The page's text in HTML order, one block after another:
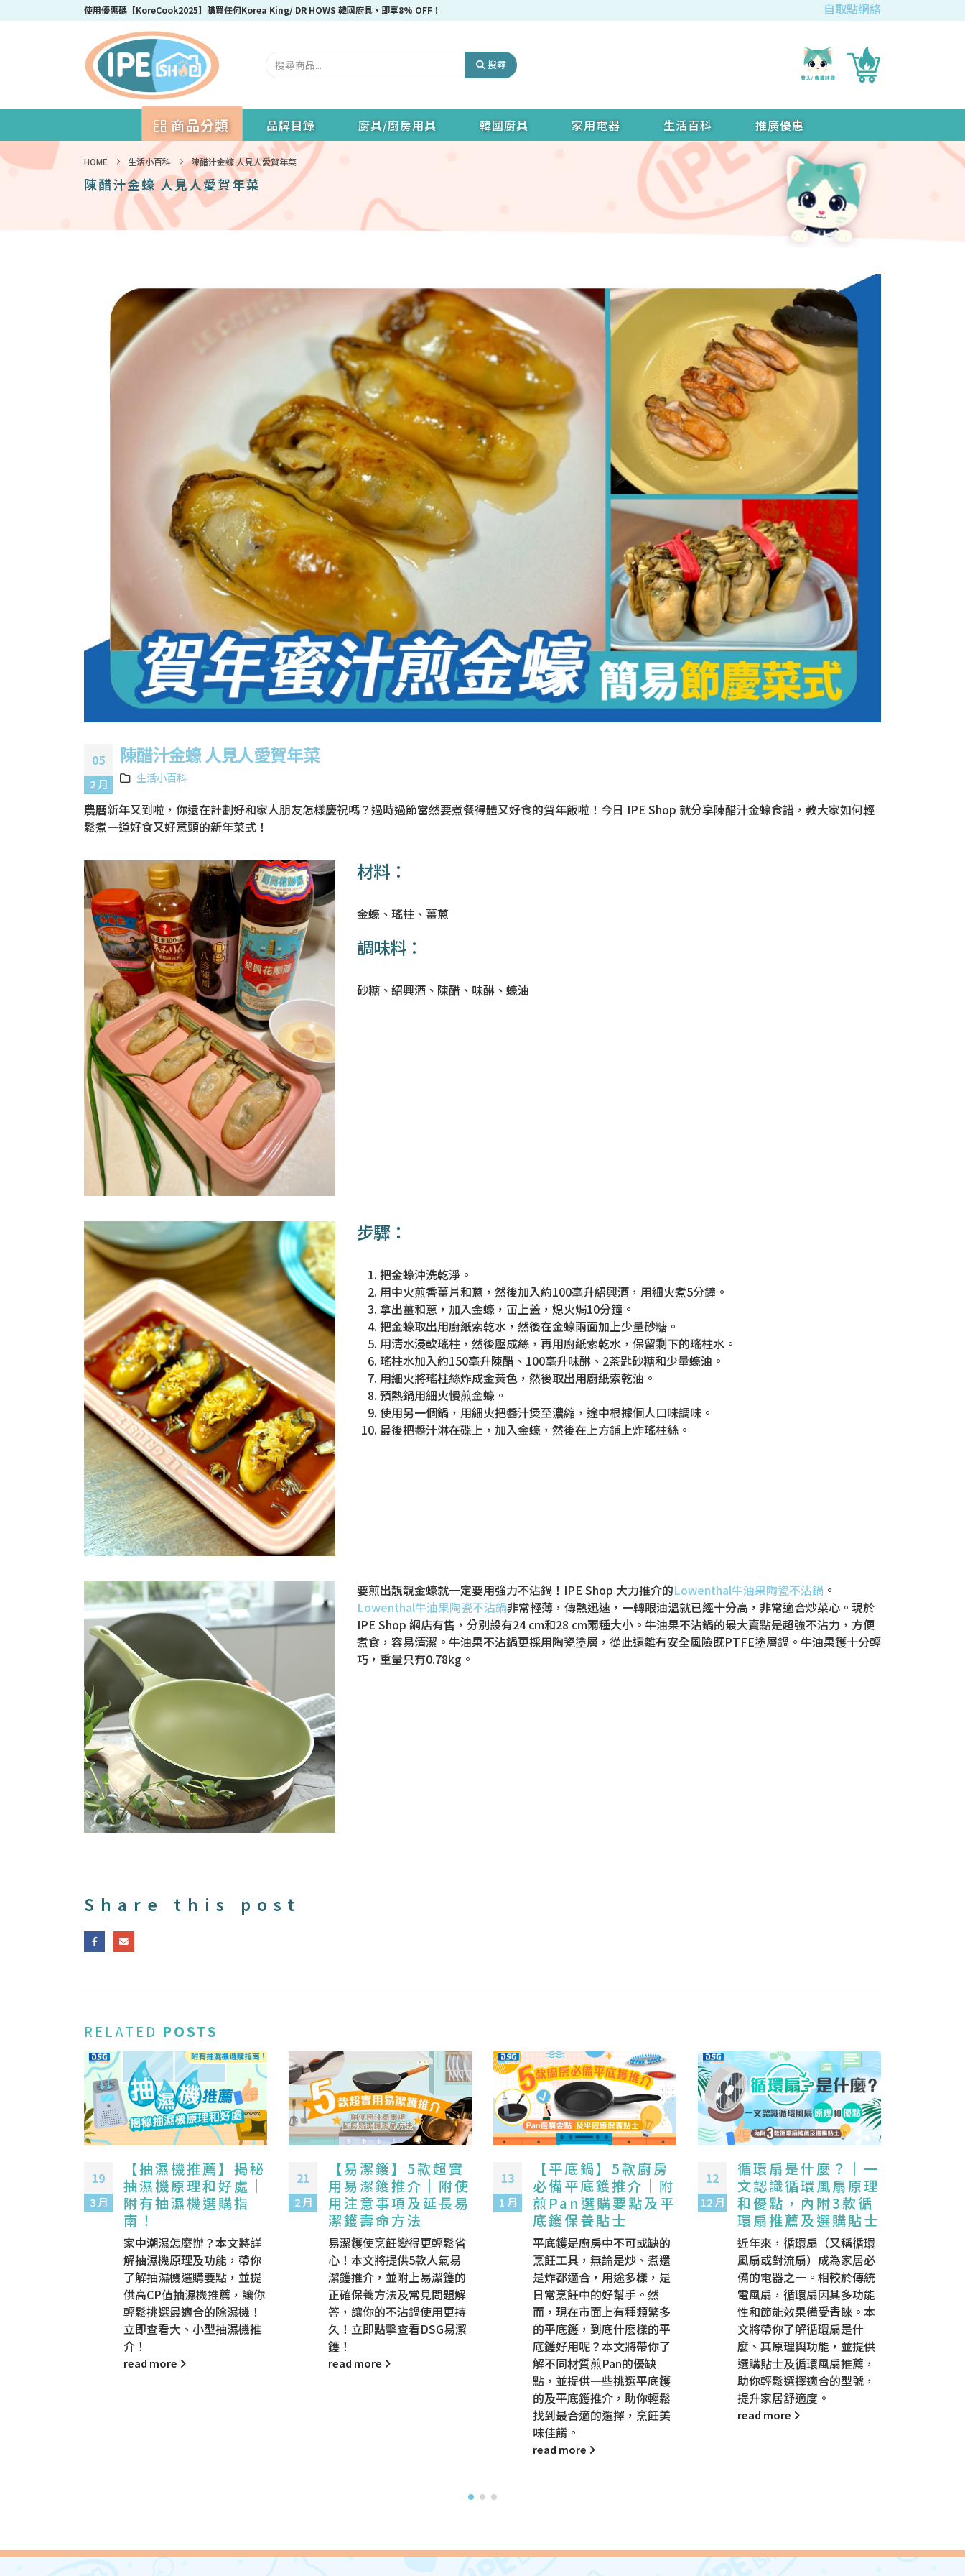
使用優惠碼【KoreCook2025】購買任何Korea King/ DR HOWS 韓國廚具，即享8% OFF！ 自取點網絡
搜尋
商品分類 品牌目錄 廚具/廚房用具 韓國廚具 家用電器 生活百科 推廣優惠
HOME 生活小百科 陳醋汁金蠔 人見人愛賀年菜
陳醋汁金蠔 人見人愛賀年菜
05
2 月
陳醋汁金蠔 人見人愛賀年菜
生活小百科
農曆新年又到啦，你還在計劃好和家人朋友怎樣慶祝嗎？過時過節當然要煮餐得體又好食的賀年飯啦！今日 IPE Shop 就分享陳醋汁金蠔食譜，教大家如何輕
鬆煮一道好食又好意頭的新年菜式！
材料：
金蠔、瑤柱、薑蔥
調味料：
砂糖、紹興酒、陳醋、味醂、蠔油
步驟：
把金蠔沖洗乾淨。
用中火煎香薑片和蔥，然後加入約100毫升紹興酒，用細火煮5分鐘。
拿出薑和蔥，加入金蠔，冚上蓋，熄火焗10分鐘。
把金蠔取出用廚紙索乾水，然後在金蠔兩面加上少量砂糖。
用清水浸軟瑤柱，然後壓成絲，再用廚紙索乾水，保留剩下的瑤柱水。
瑤柱水加入約150毫升陳醋、100毫升味醂、2茶匙砂糖和少量蠔油。
用細火將瑤柱絲炸成金黃色，然後取出用廚紙索乾油。
預熱鍋用細火慢煎金蠔。
使用另一個鍋，用細火把醬汁煲至濃縮，途中根據個人口味調味。
最後把醬汁淋在碟上，加入金蠔，然後在上方鋪上炸瑤柱絲。
要煎出靚靚金蠔就一定要用強力不沾鍋！IPE Shop 大力推介的Lowenthal牛油果陶瓷不沾鍋 。
Lowenthal牛油果陶瓷不沾鍋非常輕薄，傳熱迅速，一轉眼油溫就已經十分高，非常適合炒菜心。現於
IPE Shop 網店有售，分別設有24 cm和28 cm兩種大小。牛油果不沾鍋的最大賣點是超強不沾力，方便
煮食，容易清潔。牛油果不沾鍋更採用陶瓷塗層，從此遠離有安全風險既PTFE塗層鍋。牛油果鑊十分輕
巧，重量只有0.78kg。
Share this post
RELATED POSTS
19
3 月
【抽濕機推薦】揭秘
抽濕機原理和好處｜
附有抽濕機選購指
南！
家中潮濕怎麼辦？本文將詳
解抽濕機原理及功能，帶你
了解抽濕機選購要點，並提
供高CP值抽濕機推薦，讓你
輕鬆挑選最適合的除濕機！
立即查看大、小型抽濕機推
介！
read more
21
2 月
【易潔鑊】5款超實
用易潔鑊推介｜附使
用注意事項及延長易
潔鑊壽命方法
易潔鑊使烹飪變得更輕鬆省
心！本文將提供5款人氣易
潔鑊推介，並附上易潔鑊的
正確保養方法及常見問題解
答，讓你的不沾鍋使用更持
久！立即點擊查看DSG易潔
鑊！
read more
13
1 月
【平底鍋】5款廚房
必備平底鑊推介｜附
煎Pan選購要點及平
底鑊保養貼士
平底鑊是廚房中不可或缺的
烹飪工具，無論是炒、煮還
是炸都適合，用途多樣，是
日常烹飪中的好幫手。然
而，現在市面上有種類繁多
的平底鑊，到底什麽樣的平
底鑊好用呢？本文將帶你了
解不同材質煎Pan的優缺
點，並提供一些挑選平底鑊
的及平底鑊推介，助你輕鬆
找到最合適的選擇，烹飪美
味佳餚。
read more
12
12 月
循環扇是什麼？｜一
文認識循環風扇原理
和優點，內附3款循
環扇推薦及選購貼士
近年來，循環扇（又稱循環
風扇或對流扇）成為家居必
備的電器之一。相較於傳統
電風扇，循環扇因其多功能
性和節能效果備受青睞。本
文將帶你了解循環扇是什
麼、其原理與功能，並提供
選購貼士及循環風扇推薦，
助你輕鬆選擇適合的型號，
提升家居舒適度。
read more